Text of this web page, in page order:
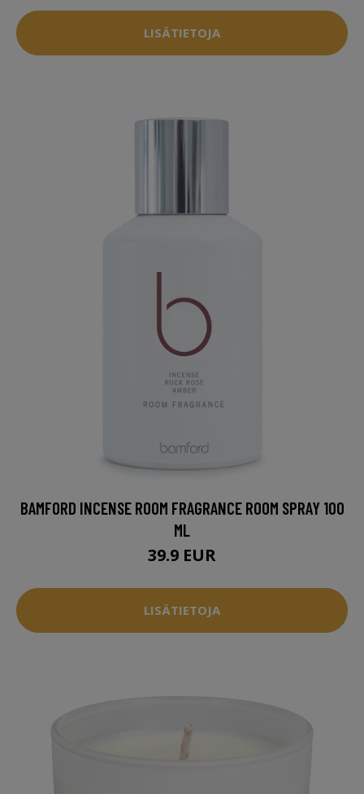
LISÄTIETOJA
BAMFORD INCENSE ROOM FRAGRANCE ROOM SPRAY 100
ML
39.9 EUR
LISÄTIETOJA